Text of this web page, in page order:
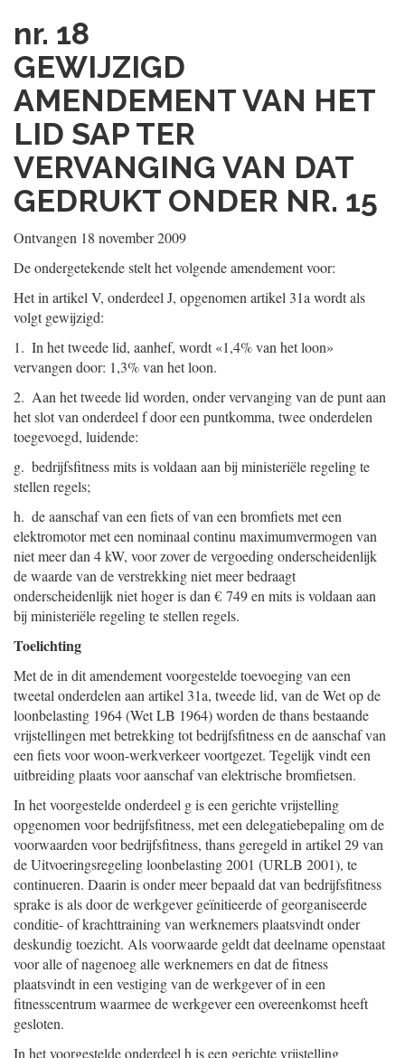
nr. 18
GEWIJZIGD
AMENDEMENT VAN HET
LID SAP TER
VERVANGING VAN DAT
GEDRUKT ONDER NR. 15
Ontvangen 18 november 2009
De ondergetekende stelt het volgende amendement voor:
Het in artikel V, onderdeel J, opgenomen artikel 31a wordt als
volgt gewijzigd:
1. In het tweede lid, aanhef, wordt «1,4% van het loon»
vervangen door: 1,3% van het loon.
2. Aan het tweede lid worden, onder vervanging van de punt aan
het slot van onderdeel f door een puntkomma, twee onderdelen
toegevoegd, luidende:
g. bedrijfsfitness mits is voldaan aan bij ministeriële regeling te
stellen regels;
h. de aanschaf van een fiets of van een bromfiets met een
elektromotor met een nominaal continu maximumvermogen van
niet meer dan 4 kW, voor zover de vergoeding onderscheidenlijk
de waarde van de verstrekking niet meer bedraagt
onderscheidenlijk niet hoger is dan € 749 en mits is voldaan aan
bij ministeriële regeling te stellen regels.
Toelichting
Met de in dit amendement voorgestelde toevoeging van een
tweetal onderdelen aan artikel 31a, tweede lid, van de Wet op de
loonbelasting 1964 (Wet LB 1964) worden de thans bestaande
vrijstellingen met betrekking tot bedrijfsfitness en de aanschaf van
een fiets voor woon-werkverkeer voortgezet. Tegelijk vindt een
uitbreiding plaats voor aanschaf van elektrische bromfietsen.
In het voorgestelde onderdeel g is een gerichte vrijstelling
opgenomen voor bedrijfsfitness, met een delegatiebepaling om de
voorwaarden voor bedrijfsfitness, thans geregeld in artikel 29 van
de Uitvoeringsregeling loonbelasting 2001 (URLB 2001), te
continueren. Daarin is onder meer bepaald dat van bedrijfsfitness
sprake is als door de werkgever geïnitieerde of georganiseerde
conditie- of krachttraining van werknemers plaatsvindt onder
deskundig toezicht. Als voorwaarde geldt dat deelname openstaat
voor alle of nagenoeg alle werknemers en dat de fitness
plaatsvindt in een vestiging van de werkgever of in een
fitnesscentrum waarmee de werkgever een overeenkomst heeft
gesloten.
In het voorgestelde onderdeel h is een gerichte vrijstelling